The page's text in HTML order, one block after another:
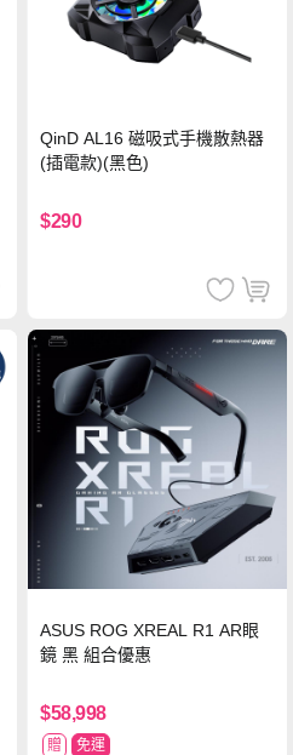
QinD AL16 磁吸式手機散熱器
(插電款)(黑色)
$290
ASUS ROG XREAL R1 AR眼
鏡 黑 組合優惠
$58,998
贈 免運